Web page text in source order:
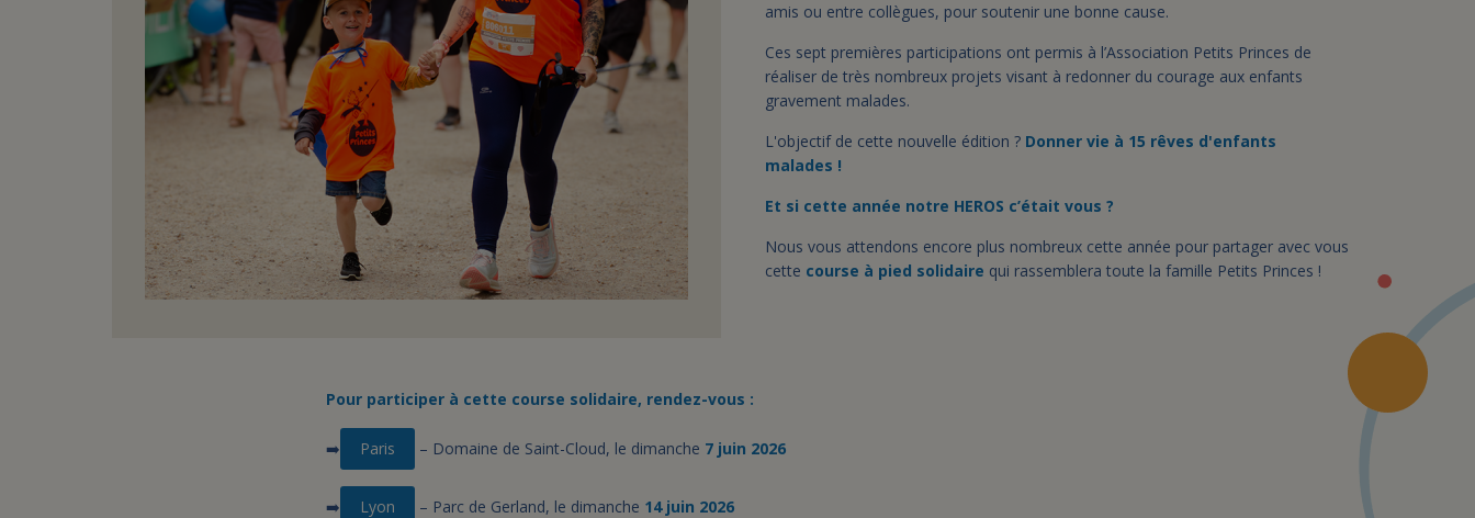
amis ou entre collègues, pour soutenir une bonne cause.
Ces sept premières participations ont permis à l’Association Petits Princes de
réaliser de très nombreux projets visant à redonner du courage aux enfants
gravement malades.
L'objectif de cette nouvelle édition ? Donner vie à 15 rêves d'enfants
malades !
Et si cette année notre HEROS c’était vous ?
Nous vous attendons encore plus nombreux cette année pour partager avec vous
cette course à pied solidaire qui rassemblera toute la famille Petits Princes !
Pour participer à cette course solidaire, rendez-vous :
➡️ Paris – Domaine de Saint-Cloud, le dimanche 7 juin 2026
➡️ Lyon – Parc de Gerland, le dimanche 14 juin 2026